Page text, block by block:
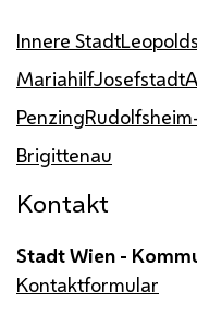
Innere Stadt
MariahilfJosefstadt
Penzing
Brigittenau
Kontakt
Stadt Wien -
Kontaktformular